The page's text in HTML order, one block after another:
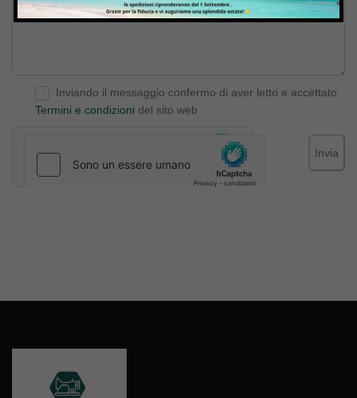
Inviando il messaggio confermo di aver letto e accettato
Termini e condizioni del sito web
Invia